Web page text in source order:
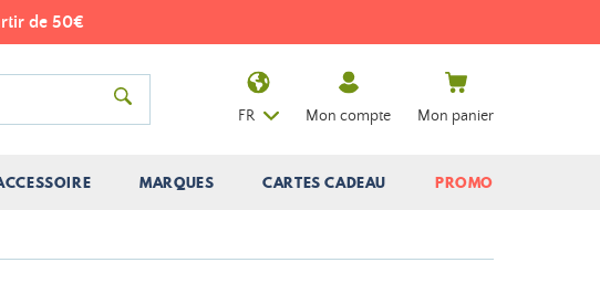
de 50€
MARQUES CARTES CADEAU PROMO
FR Mon compte Mon panier